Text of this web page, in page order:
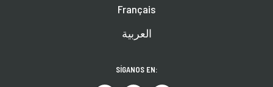
Français
العربية
SÍGANOS EN: